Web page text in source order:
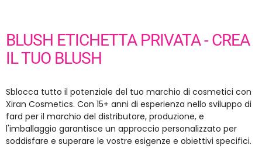
BLUSH ETICHETTA PRIVATA - CREA
IL TUO BLUSH
Sblocca tutto il potenziale del tuo marchio di cosmetici con
Xiran Cosmetics. Con 15+ anni di esperienza nello sviluppo di
fard per il marchio del distributore, produzione, e
l'imballaggio garantisce un approccio personalizzato per
soddisfare e superare le vostre esigenze e obiettivi specifici.